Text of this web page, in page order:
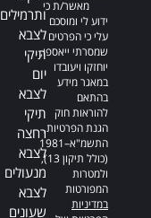
מאשר/ת כי
ידוע לי ומוסכם
עלי כי הפרטים
שמסרתי ייאספו,
יוחזקו ויעובדו
במאגר מידע
בהתאם
להוראות חוק
הגנת הפרטיות,
התשמ"א–1981
(כולל תיקון 13),
ולמטרות
המפורטות
במדיניות
ותרמילים
לצבא
תיקי
יום
לצבא
תיקי
רחצה
לצבא
מנעולים
לצבא
שעונים